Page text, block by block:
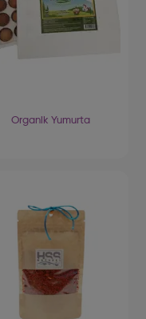
Organik Yumurta